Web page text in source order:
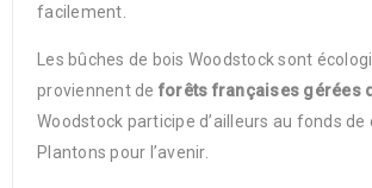
facilement.
Les bûches de bois Woodstock sont
proviennent de forêts françaises gérées
Woodstock participe d’ailleurs au fonds de
Plantons pour l’avenir.